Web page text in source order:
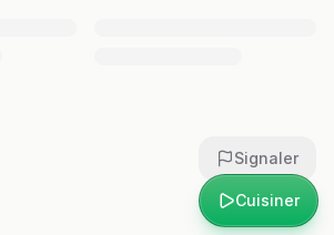
Cuisiner
Signaler